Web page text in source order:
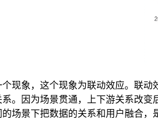
现象，这个现象为联动效应。联
。因为场景贯通，上下游关系改
场景下把数据的关系和用户融合，